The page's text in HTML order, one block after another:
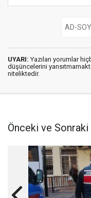
UYARI: Yazılan yorumlar
düşüncelerini
niteliktedir.
Önceki ve